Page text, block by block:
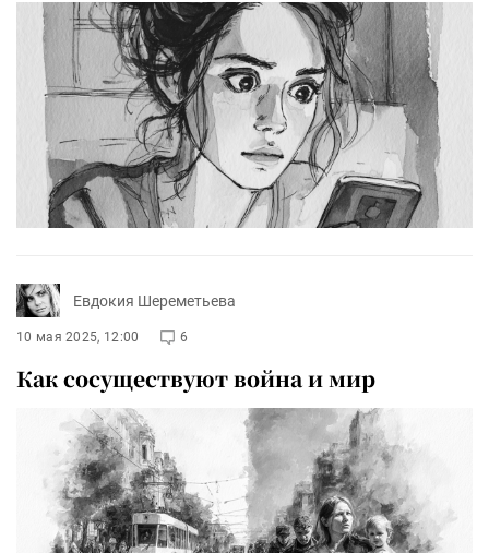
Евдокия Шереметьева
10 мая 2025, 12:00 6
Как сосуществуют война и мир